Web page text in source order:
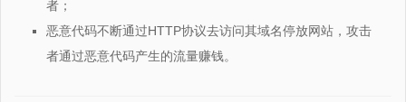
者；
恶意代码不断通过HTTP协议去访问其域名停放网站，攻击
者通过恶意代码产生的流量赚钱。